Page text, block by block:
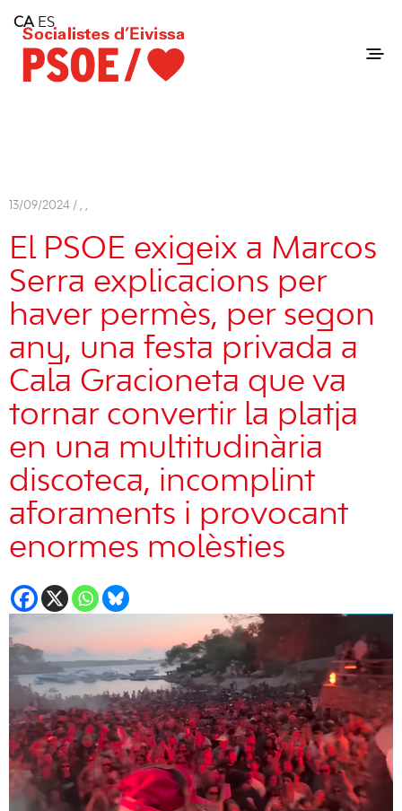
Consell Insular d'Eivissa
Services
Contact
13/09/2024 / , ,
El PSOE exigeix a Marcos
Serra explicacions per
haver permès, per segon
any, una festa privada a
Cala Gracioneta que va
tornar convertir la platja
en una multitudinària
discoteca, incomplint
aforaments i provocant
enormes molèsties
CA ES